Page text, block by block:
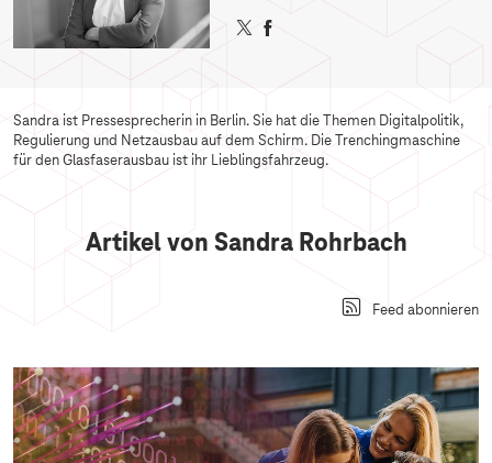
T
e
r
e
o
o
k
Sandra ist Pressesprecherin in Berlin. Sie hat die Themen Digitalpolitik,
Regulierung und Netzausbau auf dem Schirm. Die Trenchingmaschine
für den Glasfaserausbau ist ihr Lieblingsfahrzeug.
Artikel von Sandra Rohrbach
Feed abonnieren